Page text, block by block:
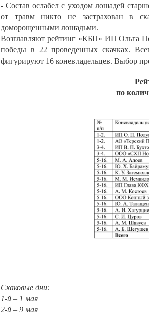
- Состав ослабел с уходом лошадей
от травм никто не застрахован в
доморощенными лошадьми.
Возглавляют рейтинг «КБП» ИП Ольга
победы в 22 проведенных скачках.
фигурируют 16 коневладельцев. Выбор
по
Скаковые дни:
1-й – 1 мая
2-й – 9 мая